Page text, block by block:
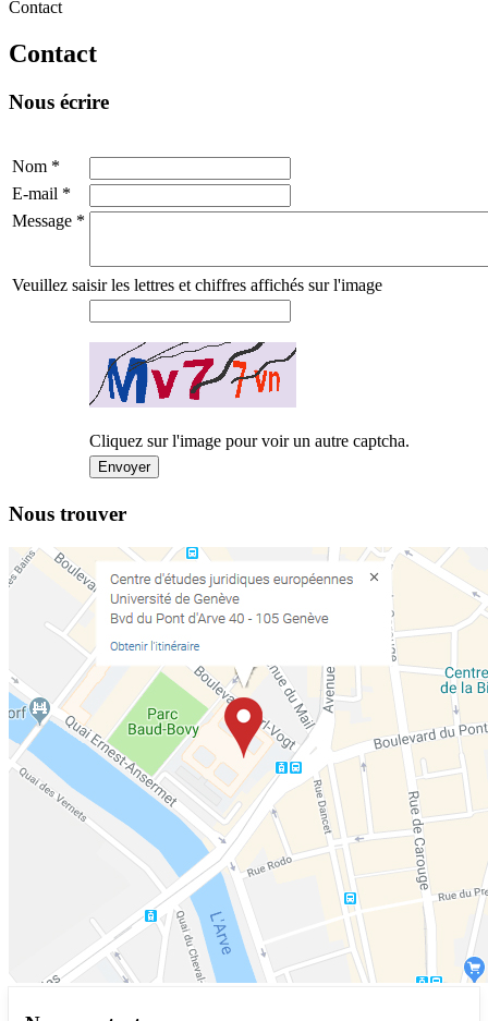
Contact
Contact
Nous écrire
Nom *
E-mail *
Message *
Veuillez saisir les lettres et chiffres affichés sur l'image
Cliquez sur l'image pour voir un autre captcha.
Nous trouver